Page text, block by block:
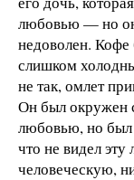
любовью — но
недоволен.
слишком
не так, омлет
Он был окружен
любовью, но был
что не видел
человеческую,